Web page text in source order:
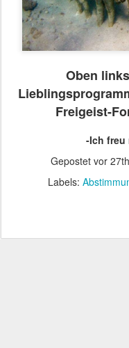
Oben
Freigeist-
-Ich freu
Gepostet vor
Labels: